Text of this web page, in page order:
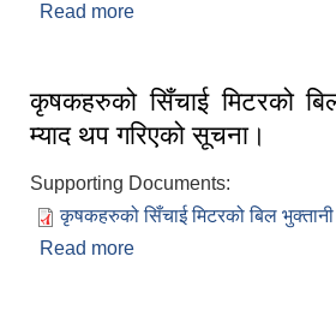
Read more
कृषकहरुको सिँचाई मिटरको
म्याद थप गरिएको सूचना।
Supporting Documents:
कृषकहरुको सिँचाई मिटरको बिल
Read more